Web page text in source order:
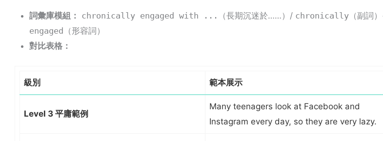
詞彙庫模組： chronically engaged with ... （長期沉迷於……）/ chronically （副詞
engaged （形容詞）
對比表格：
級別 範本展示
Level 3 平庸範例
Many teenagers look at Facebook and
Instagram every day, so they are very lazy.